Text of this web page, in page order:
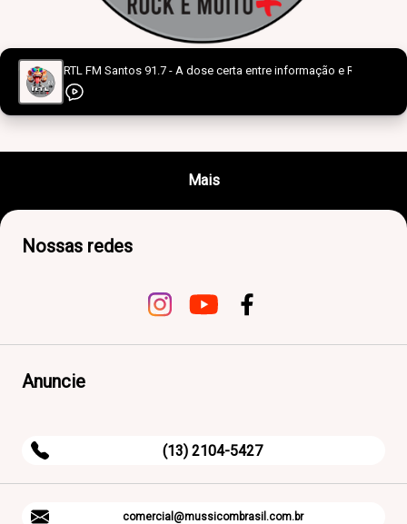
RTL FM Santos 91.7 - A dose certa entre informação e Rock’n Roll
Mais
Nossas redes
Anuncie
(13) 2104-5427
comercial@mussicombrasil.com.br